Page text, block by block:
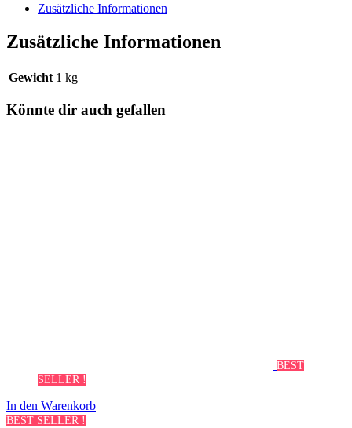
Zusätzliche Informationen
Zusätzliche Informationen
Gewicht 1 kg
Könnte dir auch gefallen
BEST
SELLER !
In den Warenkorb
BEST SELLER !